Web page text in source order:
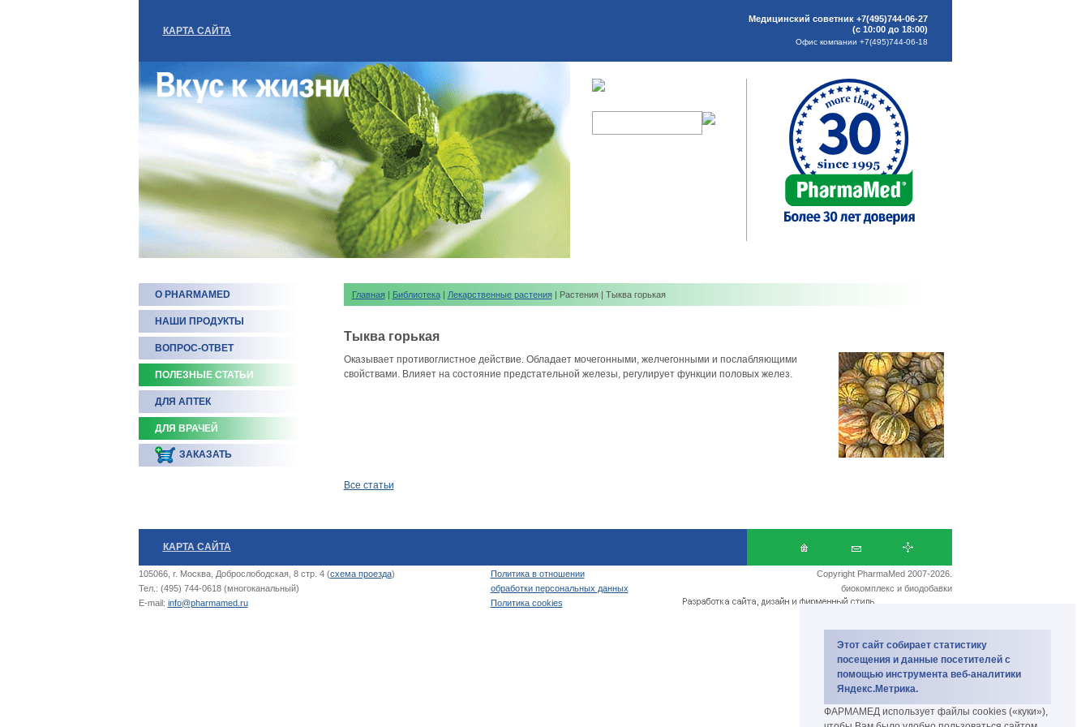
Этот сайт собирает статистику
посещения и данные посетителей с
помощью инструмента веб-аналитики
Яндекс.Метрика.
ФАРМАМЕД использует файлы cookies («куки»),
КАРТА САЙТА
Медицинский советник +7(495)744-06-27
(с 10:00 до 18:00)
Офис компании +7(495)744-06-18
О PHARMAMED
НАШИ ПРОДУКТЫ
ВОПРОС-ОТВЕТ
ПОЛЕЗНЫЕ СТАТЬИ
ДЛЯ АПТЕК
ДЛЯ ВРАЧЕЙ
ЗАКАЗАТЬ
Главная | Библиотека| Лекарственные растения| Растения | Тыква горькая
Тыква горькая
Оказывает противоглистное действие. Обладает мочегонными, желчегонными и послабляющими
свойствами. Влияет на состояние предстательной железы, регулирует функции половых желез.
Все статьи
КАРТА САЙТА
105066, г. Москва, Доброслободская, 8 стр. 4 (схема проезда)
Тел.: (495) 744-0618 (многоканальный)
E-mail: info@pharmamed.ru
Политика в отношении
обработки персональных данных
Политика cookies
Copyright PharmaMed 2007-2026.
биокомплекс и биодобавки